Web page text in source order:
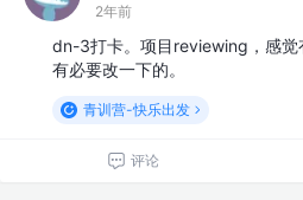
2年前
dn-3打卡。项目reviewing，感觉
有必要改一下的。
青训营-快乐出发
评论